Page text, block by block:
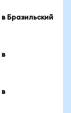
Бразильский
в
в